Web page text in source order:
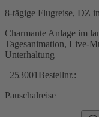
8-tägige Flugreise, DZ
Charmante Anlage im
Tagesanimation, Live-
Unterhaltung
253001 Bestellnr.:
Pauschalreise